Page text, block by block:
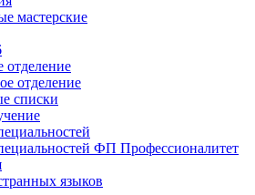
мастерские
отделение
отделение
списки
ФП Профессионалитет
языков